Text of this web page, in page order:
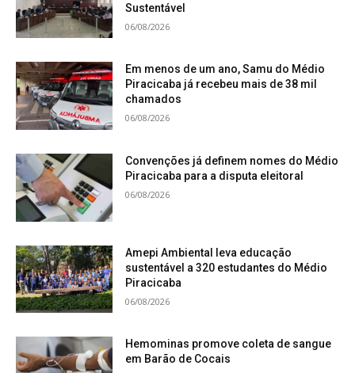
Sustentável
06/08/2026
Em menos de um ano, Samu do Médio
Piracicaba já recebeu mais de 38 mil
chamados
06/08/2026
Convenções já definem nomes do Médio
Piracicaba para a disputa eleitoral
06/08/2026
Amepi Ambiental leva educação
sustentável a 320 estudantes do Médio
Piracicaba
06/08/2026
Hemominas promove coleta de sangue
em Barão de Cocais